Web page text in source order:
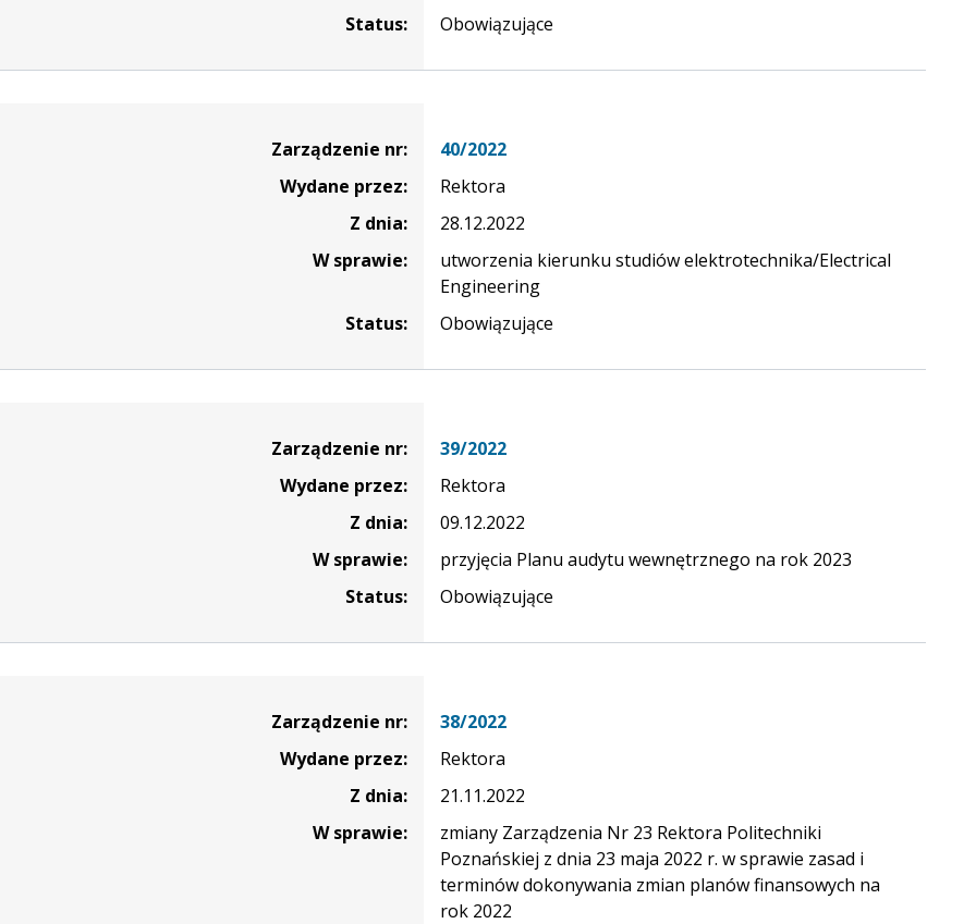
Status:
Obowiązujące
Zarządzenie nr:
40/2022
Wydane przez:
Rektora
Z dnia:
28.12.2022
W sprawie:
utworzenia kierunku studiów elektrotechnika/Electrical
Engineering
Status:
Obowiązujące
Zarządzenie nr:
39/2022
Wydane przez:
Rektora
Z dnia:
09.12.2022
W sprawie:
przyjęcia Planu audytu wewnętrznego na rok 2023
Status:
Obowiązujące
Zarządzenie nr:
38/2022
Wydane przez:
Rektora
Z dnia:
21.11.2022
W sprawie:
zmiany Zarządzenia Nr 23 Rektora Politechniki
Poznańskiej z dnia 23 maja 2022 r. w sprawie zasad i
terminów dokonywania zmian planów finansowych na
rok 2022